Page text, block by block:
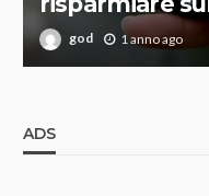
god 1 anno ago
ADS